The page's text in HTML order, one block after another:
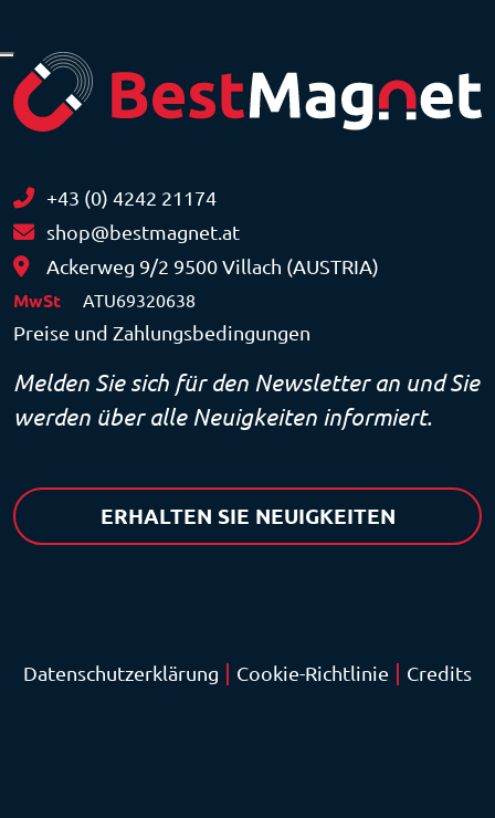
+43 (0) 4242 21174
shop@bestmagnet.at
Ackerweg 9/2 9500 Villach (AUSTRIA)
MwSt ATU69320638
Preise und Zahlungsbedingungen
Melden Sie sich für den Newsletter an und Sie
werden über alle Neuigkeiten informiert.
ERHALTEN SIE NEUIGKEITEN
Datenschutzerklärung Cookie-Richtlinie Credits